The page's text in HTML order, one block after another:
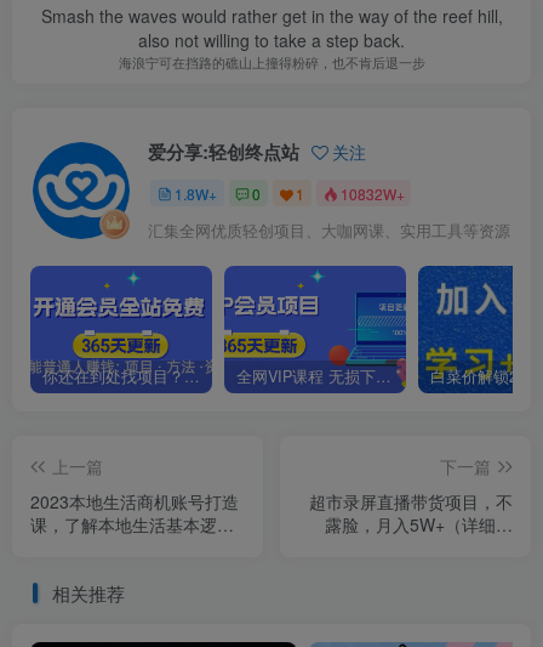
Smash the waves would rather get in the way of the reef hill,
also not willing to take a step back.
海浪宁可在挡路的礁山上撞得粉碎，也不肯后退一步
爱分享:轻创终点站 关注
1.8W+ 0 1 10832W+
汇集全网优质轻创项目、大咖网课、实用工具等资源
你还在到处找项目？还在当韭菜？我靠卖项目一个月收入5万+，曾经我也是个失败者。 全网VIP课程 无损下载~.~
上一篇
2023本地生活商机账号打造
课，​了解本地生活基本逻
下一篇
超市录屏直播带货项目，不
露脸，月入5W+（详细拆
相关推荐